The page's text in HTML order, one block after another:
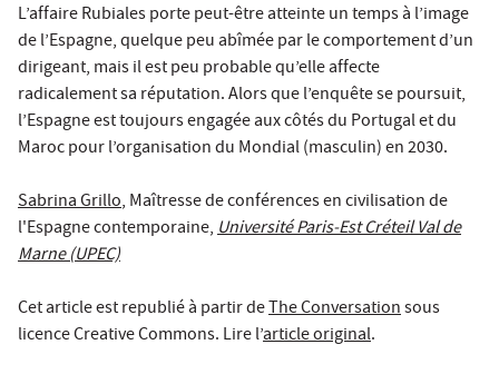
L’affaire Rubiales porte peut-être atteinte un temps à l’image
de l’Espagne, quelque peu abîmée par le comportement d’un
dirigeant, mais il est peu probable qu’elle affecte
radicalement sa réputation. Alors que l’enquête se poursuit,
l’Espagne est toujours engagée aux côtés du Portugal et du
Maroc pour l’organisation du Mondial (masculin) en 2030.
Sabrina Grillo, Maîtresse de conférences en civilisation de
l'Espagne contemporaine,Université Paris-Est Créteil Val de
Marne (UPEC)
Cet article est republié à partir deThe Conversationsous
licence Creative Commons. Lire l’article original.